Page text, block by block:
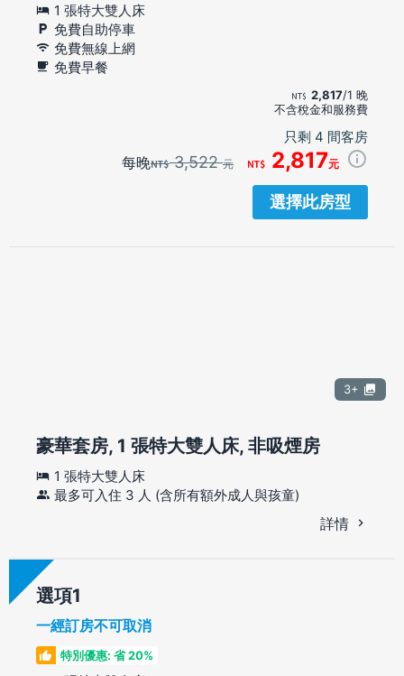
1 張特大雙人床
免費自助停車
免費無線上網
免費早餐
2,817/1 晚
不含稅金和服務費
只剩 4 間客房
每晚 3,522元 2,817元
選擇此房型
3+
豪華套房, 1 張特大雙人床, 非吸煙房
1 張特大雙人床
最多可入住 3 人 (含所有額外成人與孩童)
詳情
選項
一經訂房不可取消
特別優惠: 省 20%